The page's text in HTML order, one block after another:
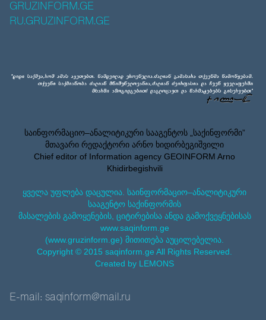
GRUZINFORM.GE
RU.GRUZINFORM.GE
საინფორმაციო–ანალიტიკური სააგენტოს „საქინფორმი”
მთავარი რედაქტორი არნო ხიდირბეგიშვილი
Chief editor of Information agency GEOINFORM Arno
Khidirbegishvili
ყველა უფლება დაცულია. საინფორმაციო–ანალიტიკური
სააგენტო საქინფორმის
მასალების გამოყენების, ციტირებისა ანდა გამოქვეყნებისას
www.saqinform.ge
(www.gruzinform.ge) მითითება აუცილებელია.
Copyright © 2015 saqinform.ge All Rights Reserved.
Created by LEMONS
E-mail: saqinform@mail.ru